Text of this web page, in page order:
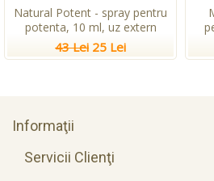
Natural Potent - spray pentru
potenta, 10 ml, uz extern
43 Lei 25 Lei
Informaţii
Servicii Clienţi